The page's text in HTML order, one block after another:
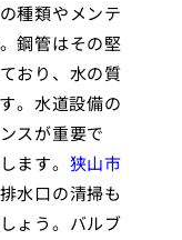
種類やメンテ
鋼管はその堅
おり、水の質
。水道設備の
スが重要で
ます。 狭山市
水口の清掃も
ょう。バルブ